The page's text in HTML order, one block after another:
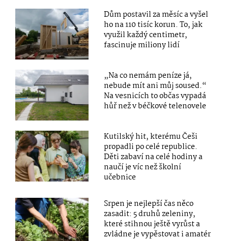
Dům postavil za měsíc a vyšel
ho na 110 tisíc korun. To, jak
využil každý centimetr,
fascinuje miliony lidí
„Na co nemám peníze já,
nebude mít ani můj soused.“
Na vesnicích to občas vypadá
hůř než v béčkové telenovele
Kutilský hit, kterému Češi
propadli po celé republice.
Děti zabaví na celé hodiny a
naučí je víc než školní
učebnice
Srpen je nejlepší čas něco
zasadit: 5 druhů zeleniny,
které stihnou ještě vyrůst a
zvládne je vypěstovat i amatér